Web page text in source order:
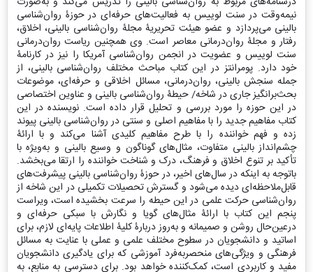
نیمه‌وقت در سنت لوییس به فعالیت‌های حرفه‌ای در حوزۀ روان‌شناسی
بالینی می‌پردازد و عضو هیئت تحریریۀ مجلۀ روان‌شناسی بالینی، اخلاق،
رفتار و مجلۀ روان‌درمانی معاصر است. وی همچنین ریاست روان‌درمانی
سنت لوییس و عضویت در انجمن روان‌شناسی آمریکا را نیز در کارنامۀ
خود دارد. پومرانتز در این کتاب مباحث مختلف روان‌شناسی بالینی، از
جمله سنجش بالینی، روان‌درمانی، مسائل اخلاقی و حرفه‌ای، موضوعات
بحث‌برانگیز جاری در شاخه/ حیطۀ روان‌شناسی بالینی و عناوین اختصاصی
در این حوزه را مورد بررسی و تحلیل قرار داده است. نویسنده در این
کتاب مفاهیم جدید را با مفاهیم اصلی و سنتی در روان‌شناسی بالینی پیوند
زده و فهم خواننده را با طرح مفاهیم کلیدی آشنا می‌کند و با ارائۀ
چشم‌انداز بالینی متفاوت، مثال‌های گوناگون و وسیع بالینی و به‌ویژه با
تأکید بر تنوع اخلاق و فرهنگ، درک و شناخت خواننده را ارتقا می‌بخشد.
باتوجه ‌به اینکه در سال‌های اخیر، در حوزۀ روان‌شناسی بالینی پیشرفت‌های
قابل‌ملاحظه‌ای دیده می‌شود و گسترش تحصیلات تکمیلی در این شاخه از
روان‌شناسی حرکت علمی در این حیطه را سرعت بخشیده است، ویراست
پنجم این کتاب با ارائۀ مثال‌های گویا و نگارش با سبکی حرفه‌ای و
درعین‌حال روشن و صمیمانه و به‌روز دربارۀ کلیۀ اطلاعات پایه‌ای لازم، برای
اساتید و دانشجویان در سطوح مختلف علمی و عملی با عنایت به مسائل
فرهنگی و ویژگی‌های منحصربه‌فرد آموزشی که برای یادگیری دانشجویان
مفید و کاربردی است، کمک‌کننده خواهد بود. برای دسترسی به منابع، به